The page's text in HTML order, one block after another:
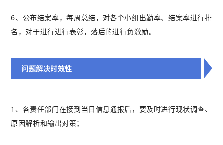
6、公布结案率，每周总结，对各个小组出勤率、结案率进行排
名，对于进行进行表彰，落后的进行负激励。
问题解决时效性
1、各责任部门在接到当日信息通报后，要及时进行现状调查、
原因解析和输出对策；